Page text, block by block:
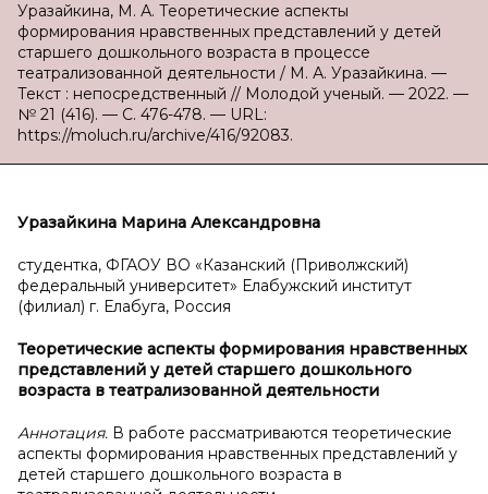
Уразайкина, М. А. Теоретические аспекты
формирования нравственных представлений у детей
старшего дошкольного возраста в процессе
театрализованной деятельности / М. А. Уразайкина. —
Текст : непосредственный // Молодой ученый. — 2022. —
№ 21 (416). — С. 476-478. — URL:
https://moluch.ru/archive/416/92083.
Уразайкина Марина Александровна
студентка, ФГАОУ ВО «Казанский (Приволжский)
федеральный университет» Елабужский институт
(филиал) г. Елабуга, Россия
Теоретические аспекты формирования нравственных
представлений удетей старшего дошкольного
возраста в театрализованной деятельности
Аннотация. В работе рассматриваются теоретические
аспекты формирования нравственных представлений у
детей старшего дошкольного возраста в